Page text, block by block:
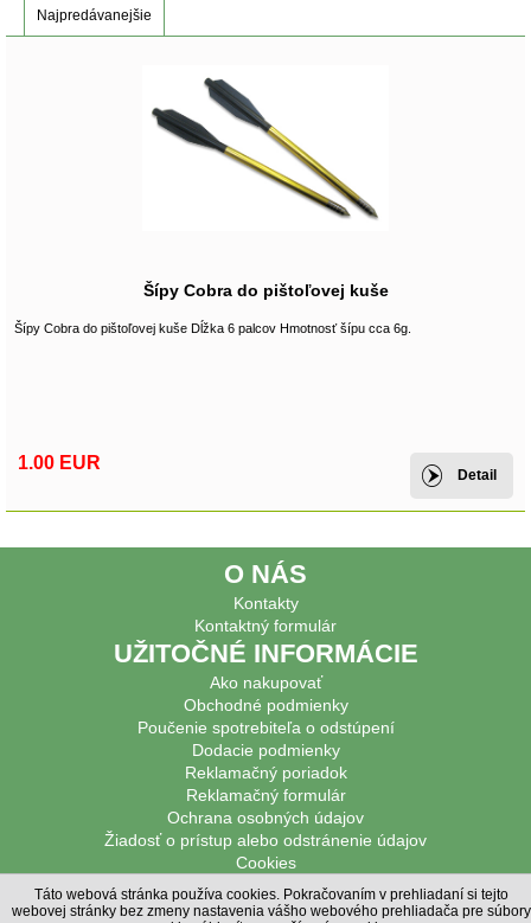
Najpredávanejšie
Šípy Cobra do pištoľovej kuše
Šípy Cobra do pištoľovej kuše Dĺžka 6 palcov Hmotnosť šípu cca 6g.
1.00 EUR
Detail
O NÁS
Kontakty
Kontaktný formulár
UŽITOČNÉ INFORMÁCIE
Ako nakupovať
Obchodné podmienky
Poučenie spotrebiteľa o odstúpení
Dodacie podmienky
Reklamačný poriadok
Reklamačný formulár
Ochrana osobných údajov
Žiadosť o prístup alebo odstránenie údajov
Cookies
Súhlas s prihlásením k odberu noviniek
PODPOROVANÉ PLATBY
Táto webová stránka používa cookies. Pokračovaním v prehliadaní si tejto
webovej stránky bez zmeny nastavenia vášho webového prehliadača pre súbory